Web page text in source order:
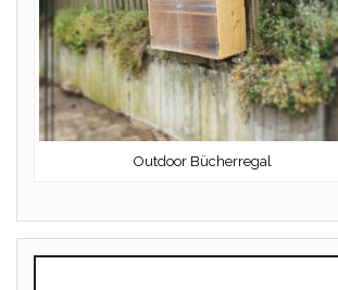
Outdoor Bücherregal